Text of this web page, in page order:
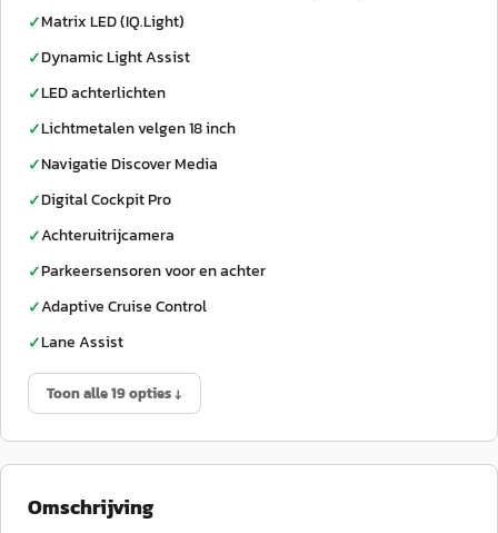
✓Matrix LED (IQ.Light)
✓Dynamic Light Assist
✓LED achterlichten
✓Lichtmetalen velgen 18 inch
✓Navigatie Discover Media
✓Digital Cockpit Pro
✓Achteruitrijcamera
✓Parkeersensoren voor en achter
✓Adaptive Cruise Control
✓Lane Assist
Toon alle 19 opties ↓
Omschrijving